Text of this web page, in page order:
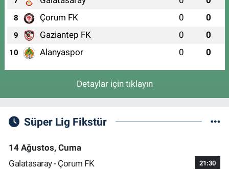
8 Çorum FK 0 0
9 Gaziantep FK 0 0
10 Alanyaspor 0 0
Detaylar için tıklayın
Süper Lig Fikstür
14 Ağustos, Cuma
Galatasaray - Çorum FK
21:30